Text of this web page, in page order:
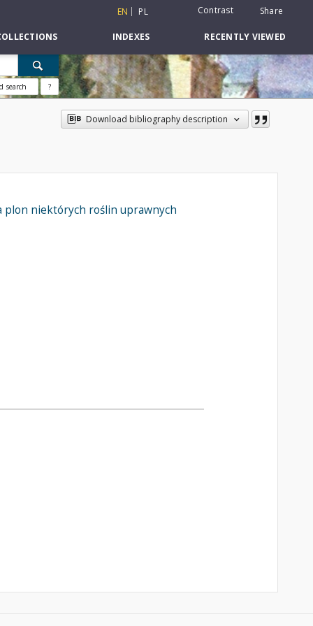
EN PL Contrast Share
INDEXES RECENTLY VIEWED
search ?
Download bibliography description
plon niektórych roślin uprawnych